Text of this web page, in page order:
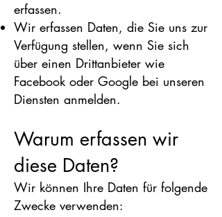
erfassen.
Wir erfassen Daten, die Sie uns zur
Verfügung stellen, wenn Sie sich
über einen Drittanbieter wie
Facebook oder Google bei unseren
Diensten anmelden.
Warum erfassen wir
diese Daten?
Wir können Ihre Daten für folgende
Zwecke verwenden: